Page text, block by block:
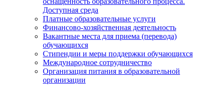
Доступная среда
Платные образовательные услуги
Финансово-хозяйственная деятельность
Вакантные места для приема (перевода)
обучающихся
Стипендии и меры поддержки обучающихся
Международное сотрудничество
Организация питания в образовательной
организации